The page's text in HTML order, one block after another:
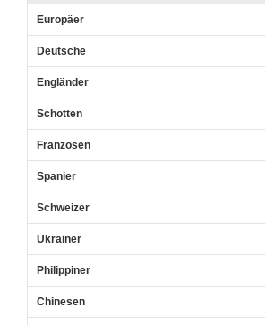
Europäer
Deutsche
Engländer
Schotten
Franzosen
Spanier
Schweizer
Ukrainer
Philippiner
Chinesen